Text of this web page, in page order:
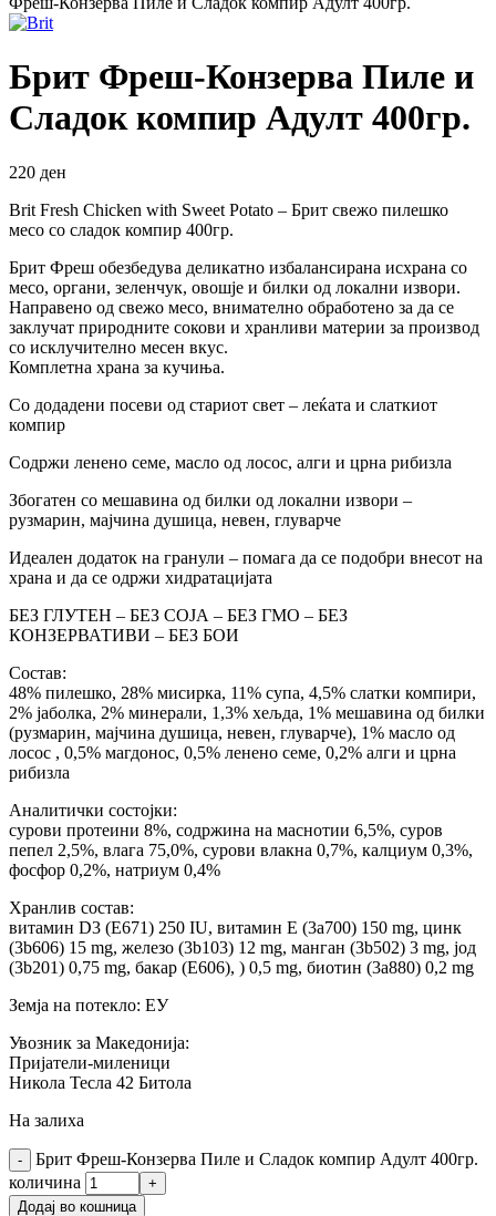
Брит Фреш-Конзерва Пиле и
Сладок компир Адулт 400гр.
220 ден
Brit Fresh Chicken with Sweet Potato – Брит свежо пилешко
месо со сладок компир 400гр.
Брит Фреш обезбедува деликатно избалансирана исхрана со
месо, органи, зеленчук, овошје и билки од локални извори.
Направено од свежо месо, внимателно обработено за да се
заклучат природните сокови и хранливи материи за производ
со исклучително месен вкус.
Комплетна храна за кучиња.
Со додадени посеви од стариот свет – леќата и слаткиот
компир
Содржи ленено семе, масло од лосос, алги и црна рибизла
Збогатен со мешавина од билки од локални извори –
рузмарин, мајчина душица, невен, глуварче
Идеален додаток на гранули – помага да се подобри внесот на
храна и да се одржи хидратацијата
БЕЗ ГЛУТЕН – БЕЗ СОЈА – БЕЗ ГМО – БЕЗ
КОНЗЕРВАТИВИ – БЕЗ БОИ
Состав:
48% пилешко, 28% мисирка, 11% супа, 4,5% слатки компири,
2% јаболка, 2% минерали, 1,3% хељда, 1% мешавина од билки
(рузмарин, мајчина душица, невен, глуварче), 1% масло од
лосос , 0,5% магдонос, 0,5% ленено семе, 0,2% алги и црна
рибизла
Аналитички состојки:
сурови протеини 8%, содржина на маснотии 6,5%, суров
пепел 2,5%, влага 75,0%, сурови влакна 0,7%, калциум 0,3%,
фосфор 0,2%, натриум 0,4%
Хранлив состав:
витамин D3 (E671) 250 IU, витамин Е (3a700) 150 mg, цинк
(3b606) 15 mg, железо (3b103) 12 mg, манган (3b502) 3 mg, јод
(3b201) 0,75 mg, бакар (E606), ) 0,5 mg, биотин (3a880) 0,2 mg
Земја на потекло: ЕУ
Увозник за Македонија:
Пријатели-миленици
Никола Тесла 42 Битола
На залиха
Брит Фреш-Конзерва Пиле и Сладок компир Адулт 400гр.
количина
Додај во кошница